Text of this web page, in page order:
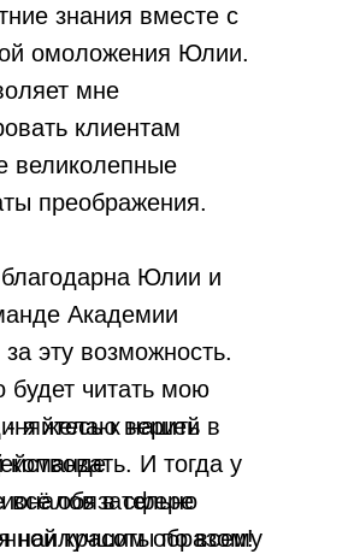
знания вместе с
омоложения Юлии.
мне
клиентам
великолепные
преображения.
Юлии и
Академии
эту возможность.
будет читать мою
- я желаю верить в
И тогда у
всё обязательно
наилучшим образом!
к нашей
команде
в сфере
красоты по всему